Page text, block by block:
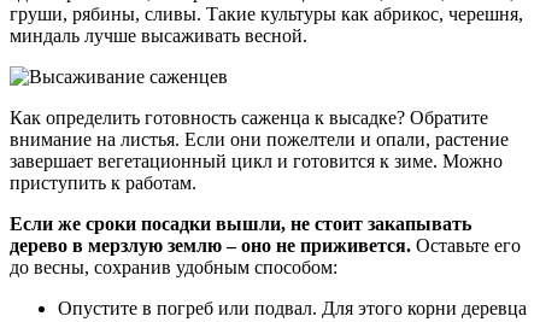
груши, рябины, сливы. Такие культуры как абрикос, черешня,
миндаль лучше высаживать весной.
Как определить готовность саженца к высадке? Обратите
внимание на листья. Если они пожелтели и опали, растение
завершает вегетационный цикл и готовится к зиме. Можно
приступить к работам.
Если же сроки посадки вышли, не стоит закапывать
дерево в мерзлую землю – оно не приживется. Оставьте его
до весны, сохранив удобным способом:
Опустите в погреб или подвал. Для этого корни деревца